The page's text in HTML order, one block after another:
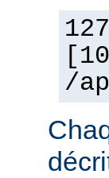
/